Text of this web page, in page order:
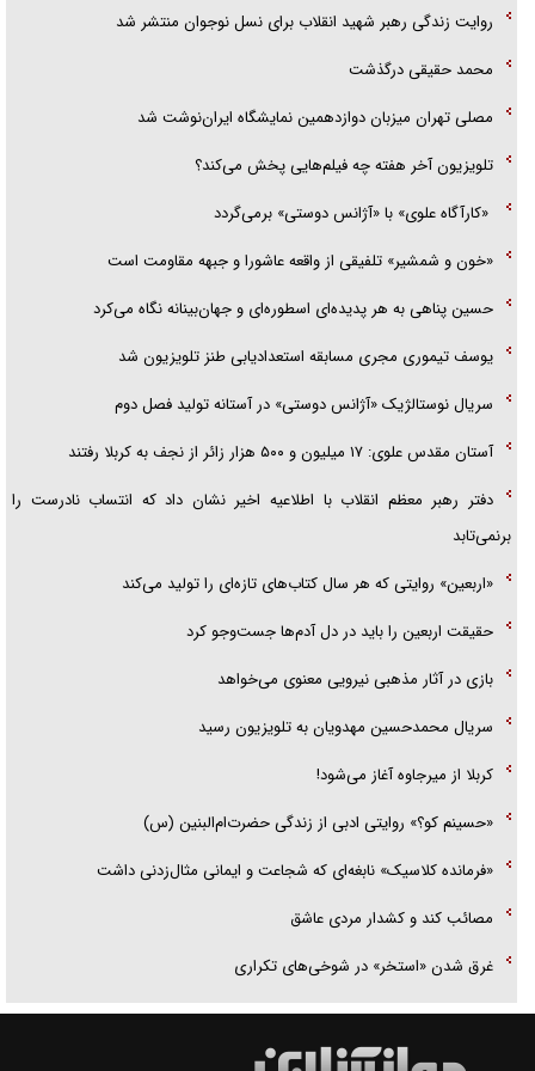
گزارش «جوان» از قوانین سخت‌گیرانه ۶ قاره در برابر یورش به پاسگاه‌های
روایت زندگی رهبر شهید انقلاب برای نسل نوجوان منتشر شد
محمد حقیقی درگذشت
مصلی تهران میزبان دوازدهمین نمایشگاه ایران‌نوشت شد
تلویزیون آخر هفته چه فیلم‌هایی پخش می‌کند؟
«کارآگاه علوی» با «آژانس دوستی» برمی‌گردد
«خون و شمشیر» تلفیقی از واقعه عاشورا و جبهه مقاومت است
حسین پناهی به هر پدیده‌ای اسطوره‌ای و جهان‌بینانه نگاه می‌کرد
یوسف تیموری مجری مسابقه استعدادیابی طنز تلویزیون شد
سریال نوستالژیک «آژانس دوستی» در آستانه تولید فصل دوم
آستان مقدس علوی: ۱۷ میلیون و ۵۰۰ هزار زائر از نجف به کربلا رفتند
دفتر رهبر معظم انقلاب با اطلاعیه اخیر نشان داد که انتساب نادرست را
برنمی‌تابد
«اربعین» روایتی که هر سال کتاب‌های تازه‌ای را تولید می‌کند
حقیقت اربعین را باید در دل آدم‌ها جست‌و‌جو کرد
بازی در آثار مذهبی نیرویی معنوی می‌خواهد
سریال محمدحسین مهدویان به تلویزیون رسید
کربلا از میرجاوه آغاز می‌شود!
«حسینم کو؟» روایتی ادبی از زندگی حضرت‌ام‌البنین (س)
«فرمانده کلاسیک» نابغه‌ای که شجاعت و ایمانی مثال‌زدنی داشت
مصائب کند و کشدار مردی عاشق
غرق شدن «استخر» در شوخی‌های تکراری